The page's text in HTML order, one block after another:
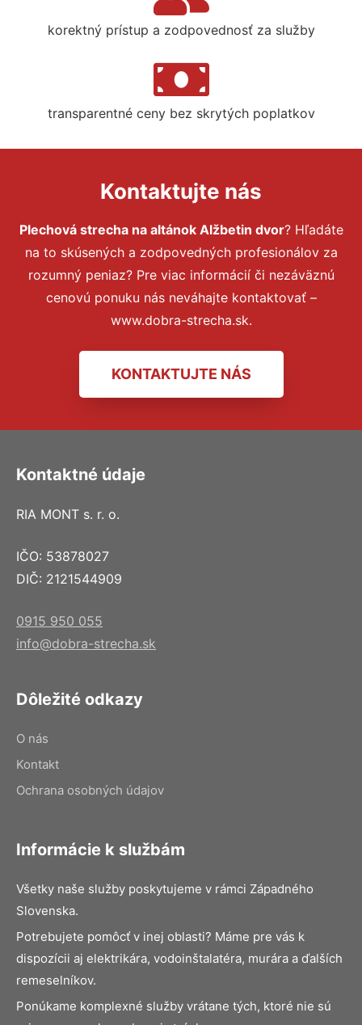
korektný prístup a zodpovednosť za služby
transparentné ceny bez skrytých poplatkov
Kontaktujte nás
Plechová strecha na altánok Alžbetin dvor? Hľadáte
na to skúsených a zodpovedných profesionálov za
rozumný peniaz? Pre viac informácií či nezáväznú
cenovú ponuku nás neváhajte kontaktovať –
www.dobra-strecha.sk.
KONTAKTUJTE NÁS
Kontaktné údaje
RIA MONT s. r. o.
IČO: 53878027
DIČ: 2121544909
0915 950 055
info@dobra-strecha.sk
Dôležité odkazy
O nás
Kontakt
Ochrana osobných údajov
Informácie k službám
Všetky naše služby poskytujeme v rámci Západného
Slovenska.
Potrebujete pomôcť v inej oblasti? Máme pre vás k
dispozícii aj elektrikára, vodoinštalatéra, murára a ďalších
remeselníkov.
Ponúkame komplexné služby vrátane tých, ktoré nie sú